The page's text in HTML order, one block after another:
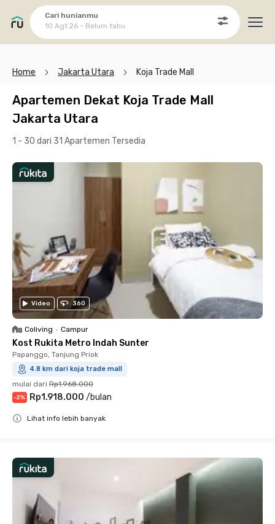
Cari hunianmu
10 Agt 26 - Belum tahu
Home Jakarta Utara Koja Trade Mall
Apartemen Dekat Koja Trade Mall
Jakarta Utara
1 - 30 dari 31 Apartemen Tersedia
Video 360
Coliving • Campur
Kost Rukita Metro Indah Sunter
Papanggo, Tanjung Priok
4.8 km dari koja trade mall
mulai dari Rp1.968.000
-2% Rp1.918.000 /bulan
Lihat info lebih banyak